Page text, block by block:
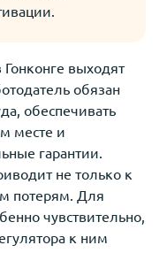
выходят
обязан
обеспечивать
месте и
гарантии.
не только к
потерям. Для
чувствительно,
к ним